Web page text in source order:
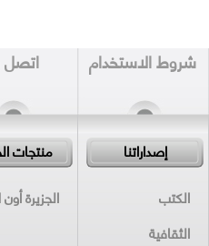
شروط الاستخدام اتصل
إصداراتنا
الكتب
الثقافية
منتجات
الجزيرة